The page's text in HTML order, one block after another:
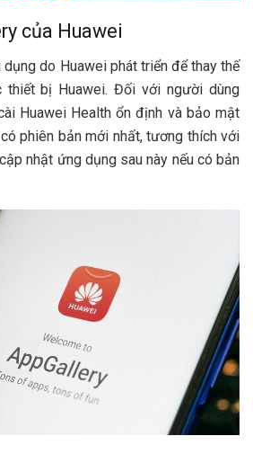
của Huawei
do Huawei phát triển để thay thế
thiết bị Huawei. Đối với người dùng
Huawei Health ổn định và bảo mật
phiên bản mới nhất, tương thích với
nhật ứng dụng sau này nếu có bản